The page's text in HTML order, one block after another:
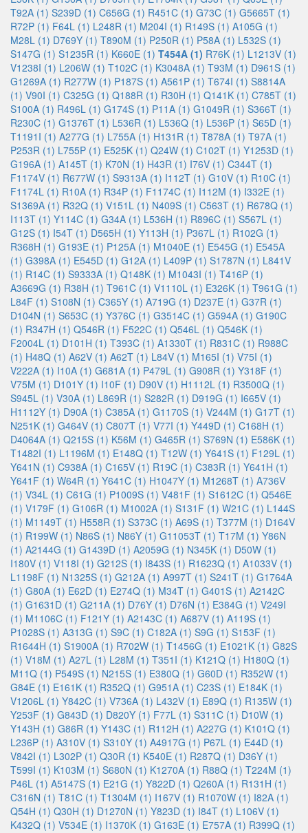
T92A (1) S239D (1) C656G (1) R451C (1) G73C (1) G5665T (1)
R72P (1) F64L (1) L248R (1) M204I (1) R149S (1) A105G (1)
M28L (1) D769Y (1) T890M (1) P250R (1) P58A (1) L532S (1)
S147G (1) S1235R (1) K660E (1) T454A (1) R76K (1) L1213V (1)
V1238I (1) L206W (1) T102C (1) K3048A (1) T93M (1) D961S (1)
G1269A (1) R277W (1) P187S (1) A561P (1) T674I (1) S8814A
(1) V90I (1) C325G (1) Q188R (1) R30H (1) Q141K (1) C785T (1)
S100A (1) R496L (1) G174S (1) P11A (1) G1049R (1) S366T (1)
R230C (1) G1376T (1) L536R (1) L536Q (1) L536P (1) S65D (1)
T1191I (1) A277G (1) L755A (1) H131R (1) T878A (1) T97A (1)
P253R (1) L755P (1) E525K (1) Q24W (1) C102T (1) Y1253D (1)
G196A (1) A145T (1) K70N (1) H43R (1) I76V (1) C344T (1)
F1174V (1) R677W (1) S9313A (1) I112T (1) G10V (1) R10C (1)
F1174L (1) R10A (1) R34P (1) F1174C (1) I112M (1) I332E (1)
S1369A (1) R32Q (1) V151L (1) N409S (1) C563T (1) R678Q (1)
I113T (1) Y114C (1) G34A (1) L536H (1) R896C (1) S567L (1)
G12S (1) I54T (1) D565H (1) Y113H (1) P367L (1) R102G (1)
R368H (1) G193E (1) P125A (1) M1040E (1) E545G (1) E545A
(1) G398A (1) E545D (1) G12A (1) L409P (1) S1787N (1) L841V
(1) R14C (1) S9333A (1) Q148K (1) M1043I (1) T416P (1)
A3669G (1) R38H (1) T961C (1) V1110L (1) E326K (1) T961G (1)
L84F (1) S108N (1) C365Y (1) A719G (1) D237E (1) G37R (1)
D104N (1) S653C (1) Y376C (1) G3514C (1) G594A (1) G190C
(1) R347H (1) Q546R (1) F522C (1) Q546L (1) Q546K (1)
F2004L (1) D101H (1) T393C (1) A1330T (1) R831C (1) R988C
(1) H48Q (1) A62V (1) A62T (1) L84V (1) M165I (1) V75I (1)
V222A (1) I10A (1) G681A (1) P479L (1) G908R (1) Y318F (1)
V75M (1) D101Y (1) I10F (1) D90V (1) H1112L (1) R3500Q (1)
S945L (1) V30A (1) L869R (1) S282R (1) D919G (1) I665V (1)
H1112Y (1) D90A (1) C385A (1) G1170S (1) V244M (1) G17T (1)
N251K (1) G464V (1) C807T (1) V77I (1) Y449D (1) C168H (1)
D4064A (1) Q215S (1) K56M (1) G465R (1) S769N (1) E586K (1)
T1482I (1) L1196M (1) E148Q (1) T12W (1) Y641S (1) F129L (1)
Y641N (1) C938A (1) C165V (1) R19C (1) C383R (1) Y641H (1)
Y641F (1) W64R (1) Y641C (1) H1047Y (1) M1268T (1) A736V
(1) V34L (1) C61G (1) P1009S (1) V481F (1) S1612C (1) Q546E
(1) V179F (1) G106R (1) M1002A (1) S131F (1) W21C (1) L144S
(1) M1149T (1) H558R (1) S373C (1) A69S (1) T377M (1) D164V
(1) R199W (1) N86S (1) N86Y (1) G11053T (1) T17M (1) Y86N
(1) A2144G (1) G1439D (1) A2059G (1) N345K (1) D50W (1)
I180V (1) V118I (1) G212S (1) I843S (1) R1623Q (1) A1033V (1)
L1198F (1) N1325S (1) G212A (1) A997T (1) S241T (1) G1764A
(1) G80A (1) E62D (1) E274Q (1) M34T (1) G401S (1) A2142C
(1) G1631D (1) G211A (1) D76Y (1) D76N (1) E384G (1) V249I
(1) M1106C (1) F121Y (1) A2143C (1) A687V (1) A119S (1)
P1028S (1) A313G (1) S9C (1) C182A (1) S9G (1) S153F (1)
R1644H (1) S1900A (1) R702W (1) T1456G (1) E1021K (1) G82S
(1) V18M (1) A27L (1) L28M (1) T351I (1) K121Q (1) H180Q (1)
M11Q (1) P549S (1) N215S (1) E380Q (1) G60D (1) R352W (1)
G84E (1) E161K (1) R352Q (1) G951A (1) C23S (1) E184K (1)
V1206L (1) Y842C (1) V736A (1) L432V (1) E89Q (1) R135W (1)
Y253F (1) G843D (1) D820Y (1) F77L (1) S311C (1) D10W (1)
Y143H (1) G86R (1) Y143C (1) R112H (1) A227G (1) K101Q (1)
L236P (1) A310V (1) S310Y (1) A4917G (1) P67L (1) E44D (1)
V842I (1) L302P (1) Q30R (1) K540E (1) R287Q (1) D36Y (1)
T599I (1) K103M (1) S680N (1) K1270A (1) R88Q (1) T224M (1)
P46L (1) A5147S (1) E21G (1) Y822D (1) Q260A (1) R131H (1)
C316N (1) T81C (1) T1304M (1) I167V (1) R1070W (1) I82A (1)
Q54H (1) Q30H (1) D1270N (1) Y823D (1) I84T (1) L106V (1)
K432Q (1) V534E (1) I1370K (1) G163E (1) E757A (1) R399Q (1)